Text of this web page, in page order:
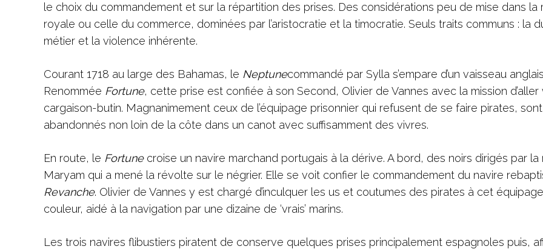
le choix du commandement et sur la répartition des prises. Des considérations peu de mise dans la
royale ou celle du commerce, dominées par l’aristocratie et la timocratie. Seuls traits communs : la
métier et la violence inhérente.
Courant 1718 au large des Bahamas, le Neptunecommandé par Sylla s’empare d’un vaisseau
Renommée Fortune, cette prise est confiée à son Second, Olivier de Vannes avec la mission d’aller
cargaison-butin. Magnanimement ceux de l’équipage prisonnier qui refusent de se faire pirates, sont
abandonnés non loin de la côte dans un canot avec suffisamment des vivres.
En route, le Fortunecroise un navire marchand portugais à la dérive. A bord, des noirs dirigés par la
Maryam qui a mené la révolte sur le négrier. Elle se voit confier le commandement du navire
Revanche. Olivier de Vannes y est chargé d’inculquer les us et coutumes des pirates à cet
couleur, aidé à la navigation par une dizaine de ‘vrais’ marins.
Les trois navires flibustiers piratent de conserve quelques prises principalement espagnoles puis,